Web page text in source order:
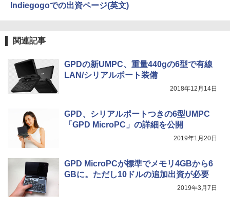
セリング 自動ペアリング Type-C充電 マイク
付き 防水 タッチ式音量調整 スポーツ/通勤/通
学/WEB会議(ホワイト)
Xiaomi シャオミ REDMI Buds 8 Lite ワイヤ
レスイヤホン Bluetooth 5.4 ノイズキャンセ
￥2,980
￥250
￥1,625
￥1,117
ベルレス 650mlPET×24本
スーパーの裏でヤニ吸うふたり 9巻 (デジタル
￥810
Indiegogoでの出資ページ(英文)
関連記事
GPDの新UMPC、重量440gの6型で有線
LAN/シリアルポート装備
2018年12月14日
GPD、シリアルポートつきの6型UMPC
「GPD MicroPC」の詳細を公開
2019年1月20日
GPD MicroPCが標準でメモリ4GBから6
GBに。ただし10ドルの追加出資が必要
2019年3月7日